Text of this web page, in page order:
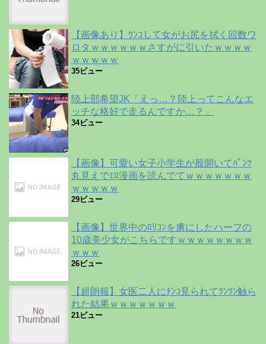
【画像あり】ｳﾝｺして女がお尻を拭く回数ワ
ロタｗｗｗｗｗｗさすがに引いたｗｗｗｗ
ｗｗｗｗｗ
35ビュー
陸上部希望JK「えっ…？陸上ってこんなエ
ッチな格好で走るんですか…？」
34ビュー
【画像】可愛い女子小学生が股開いてﾊﾟﾝﾂ
丸見えでｴﾛ漫画を読んでてｗｗｗｗｗｗｗ
ｗｗｗｗｗ
29ビュー
【画像】世界中のﾛﾘｺﾝを虜にしたハーフの
10歳美少女がこちらですｗｗｗｗｗｗｗｗ
ｗｗｗ
26ビュー
【超朗報】女医二人にﾁﾝｺ見られてﾂﾝﾂﾝ触ら
れた結果ｗｗｗｗｗｗｗ
21ビュー